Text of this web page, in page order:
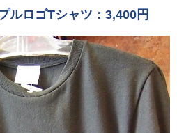
ルロゴTシャツ：3,400円